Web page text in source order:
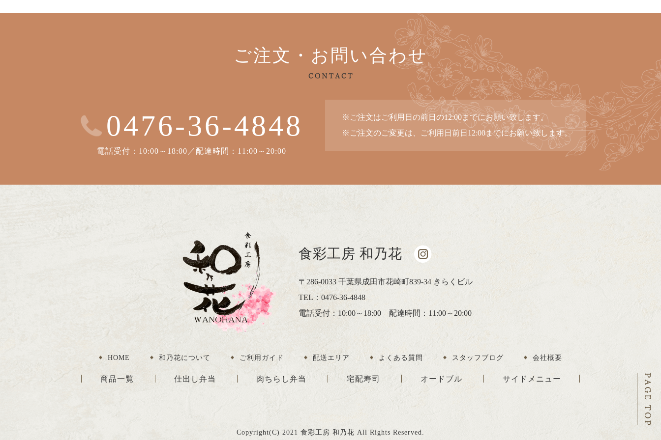
ご注文・お問い合わせ
0476-36-4848
電話受付：10:00～18:00／配達時間：11:00～20:00
※ご注文はご利用日の前日の12:00までにお願い致します。
※ご注文のご変更は、ご利用日前日12:00までにお願い致します。
食彩工房 和乃花
〒286-0033 千葉県成田市花崎町839-34 きらくビル
TEL：0476-36-4848
電話受付：10:00～18:00 配達時間：11:00～20:00
HOME 和乃花について ご利用ガイド 配送エリア よくある質問 スタッフブログ 会社概要
商品一覧 仕出し弁当 肉ちらし弁当 宅配寿司 オードブル サイドメニュー
Copyright(C) 2021 食彩工房 和乃花 All Rights Reserved.